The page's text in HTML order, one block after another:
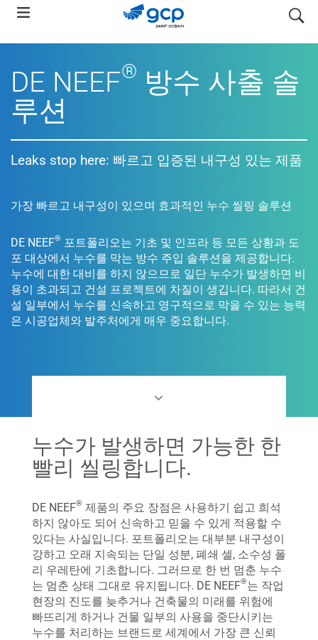
Skip
main
search
DE NEEF® 방수 사출 솔
루션
Leaks stop here: 빠르고 입증된 내구성 있는 제품
가장 빠르고 내구성이 있으며 효과적인 누수 씰링 솔루션
DE NEEF® 포트폴리오는 기초 및 인프라 등 모든 상황과 도
포 대상에서 누수를 막는 방수 주입 솔루션을 제공합니다.
누수에 대한 대비를 하지 않으므로 일단 누수가 발생하면 비
용이 초과되고 건설 프로젝트에 차질이 생깁니다. 따라서 건
설 일부에서 누수를 신속하고 영구적으로 막을 수 있는 능력
은 시공업체와 발주처에게 매우 중요합니다.
누수가 발생하면 가능한 한
빨리 씰링합니다.
DE NEEF® 제품의 주요 장점은 사용하기 쉽고 희석
하지 않아도 되어 신속하고 믿을 수 있게 적용할 수
있다는 사실입니다. 포트폴리오는 대부분 내구성이
강하고 오래 지속되는 단일 성분, 폐쇄 셀, 소수성 폴
리 우레탄에 기초합니다. 그러므로 한 번 멈춘 누수
는 멈춘 상태 그대로 유지됩니다. DE NEEF®는 작업
현장의 진도를 늦추거나 건축물의 미래를 위험에
빠뜨리게 하거나 건물 일부의 사용을 중단시키는
누수를 처리하는 브랜드로 세계에서 가장 큰 신뢰